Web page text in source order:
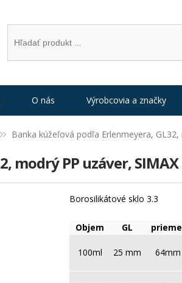
Banka kúžeľová podľa Erlenmeyera,
modrý PP uzáver, SIMAX
Borosilikátové sklo 3.3
Objem GL
100ml 25 mm 64mm
O nás Výrobcovia a značky